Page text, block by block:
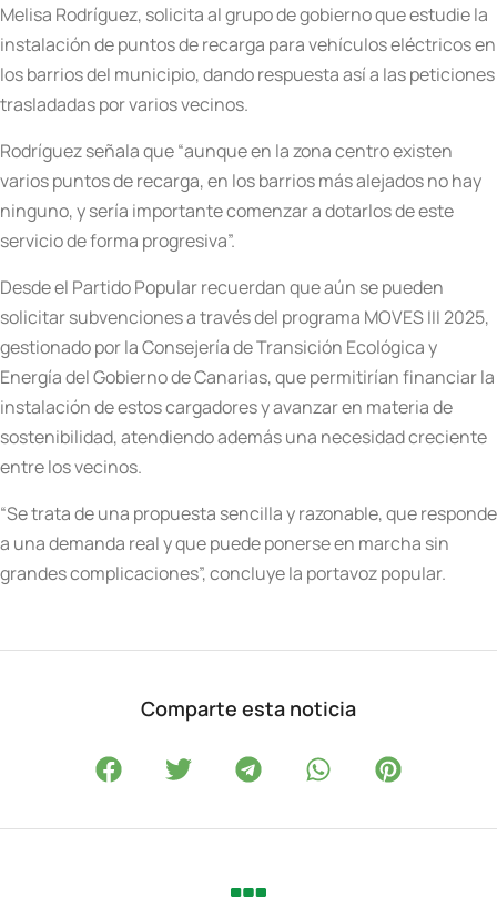
Melisa Rodríguez, solicita al grupo de gobierno que estudie la
instalación de puntos de recarga para vehículos eléctricos en
los barrios del municipio, dando respuesta así a las peticiones
trasladadas por varios vecinos.
Rodríguez señala que “aunque en la zona centro existen
varios puntos de recarga, en los barrios más alejados no hay
ninguno, y sería importante comenzar a dotarlos de este
servicio de forma progresiva”.
Desde el Partido Popular recuerdan que aún se pueden
solicitar subvenciones a través del programa MOVES III 2025,
gestionado por la Consejería de Transición Ecológica y
Energía del Gobierno de Canarias, que permitirían financiar la
instalación de estos cargadores y avanzar en materia de
sostenibilidad, atendiendo además una necesidad creciente
entre los vecinos.
“Se trata de una propuesta sencilla y razonable, que responde
a una demanda real y que puede ponerse en marcha sin
grandes complicaciones”, concluye la portavoz popular.
Comparte esta noticia